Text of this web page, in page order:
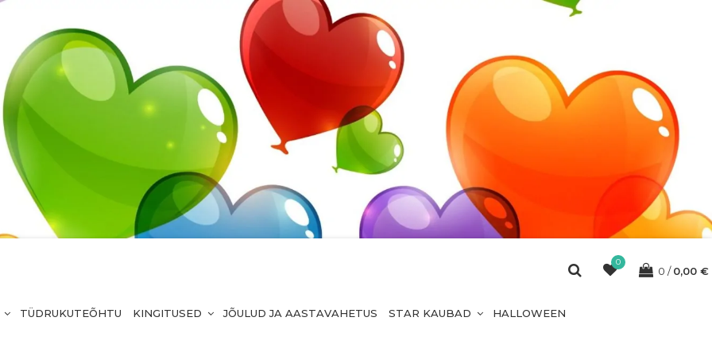
0
0 0,00 €
TÜDRUKUTEÕHTU KINGITUSED JÕULUD JA AASTAVAHETUS STAR KAUBAD HALLOWEEN